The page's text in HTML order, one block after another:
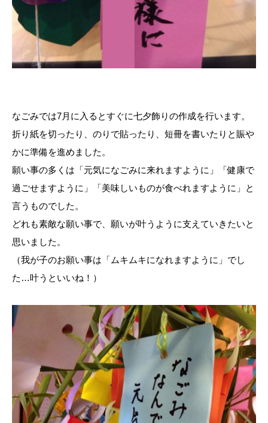
なごみでは7月に入るとすぐに七夕飾りの作成を行います。
折り紙を切ったり、のりで貼ったり、短冊を書いたりと賑や
かに準備を進めました。
願い事の多くは「元気になごみに来れますように」「健康で
過ごせますように」「美味しいものが食べれますように」と
言うものでした。
どれも素敵な願い事で、願いが叶うように支えていきたいと
思いました。
（我が子のお願い事は「ムキムキになれますように」でし
た…叶うといいね！）